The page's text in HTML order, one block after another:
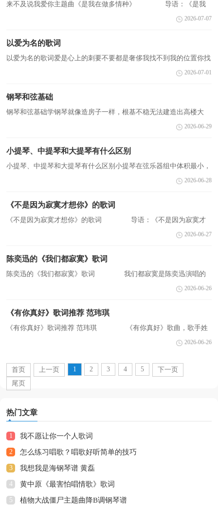
来不及说我爱你主题曲《是我在做多情种》 导语：《是我
在做多情种》是曾经演唱过爆红歌曲《香水有毒》的大陆著名歌手胡
2026-07-07
以爱为名的歌词
以爱为名的歌词爱是心上的刺要不要都是奢侈我找不到我的位置你找
不到解脱的方式也许爱情不该自私也许恋人只能做情诗你说爱让你变
2026-07-01
钢琴和弦基础
钢琴和弦基础学钢琴就像造房子一样，根基不稳无法建造出高楼大
厦，不掌握一定的乐理基础知识，无法将钢琴学好学精。以下仅供参
2026-06-29
小提琴、中提琴和大提琴有什么区别
小提琴、中提琴和大提琴有什么区别小提琴在弦乐器组中体积最小，
音域最高，它的表现力格外丰富多样。中提琴进入乐队后并不是马上
2026-06-28
《不是因为寂寞才想你》的歌词
《不是因为寂寞才想你》的歌词 导语：《不是因为寂寞才
想你》是T.R.Y演唱的一首歌曲，由张超作词作曲，收录在T.R.Y发行
2026-06-27
陈奕迅的《我们都寂寞》歌词
陈奕迅的《我们都寂寞》歌词 我们都寂寞是陈奕迅演唱的
歌曲。收录于专辑《七》 2004年01月01日发行。下面是小编给大家
2026-06-26
《有你真好》歌词推荐 范玮琪
《有你真好》歌词推荐 范玮琪 《有你真好》歌曲，歌手姓
名:范玮琪、杨丞琳，2003年5月28日发行。下面是小编整理提供的歌
2026-06-26
首页 上一页 1 2 3 4 5
下一页
尾页
热门文章
1 我不愿让你一个人歌词
2 怎么练习唱歌？唱歌好听简单的技巧
3 我想我是海钢琴谱 黄磊
4 黄中原《最害怕唱情歌》歌词
5 植物大战僵尸主题曲降B调钢琴谱